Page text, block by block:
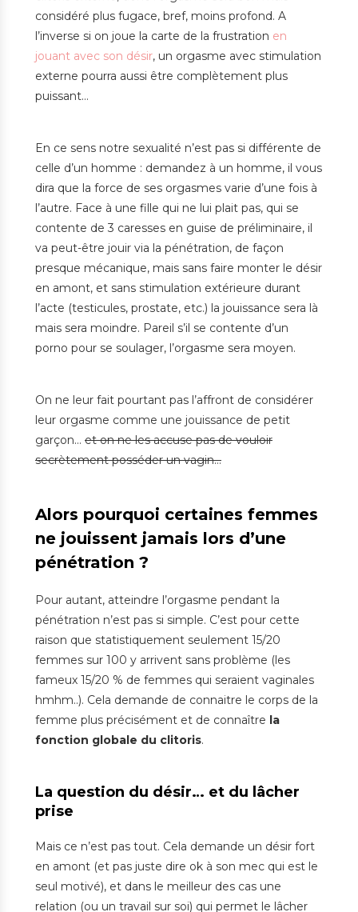
considéré plus fugace, bref, moins profond. A
l’inverse si on joue la carte de la frustration en
jouant avec son désir, un orgasme avec stimulation
externe pourra aussi être complètement plus
puissant…
En ce sens notre sexualité n’est pas si différente de
celle d’un homme : demandez à un homme, il vous
dira que la force de ses orgasmes varie d’une fois à
l’autre. Face à une fille qui ne lui plait pas, qui se
contente de 3 caresses en guise de préliminaire, il
va peut-être jouir via la pénétration, de façon
presque mécanique, mais sans faire monter le désir
en amont, et sans stimulation extérieure durant
l’acte (testicules, prostate, etc.) la jouissance sera là
mais sera moindre. Pareil s’il se contente d’un
porno pour se soulager, l’orgasme sera moyen.
On ne leur fait pourtant pas l’affront de considérer
leur orgasme comme une jouissance de petit
garçon… et on ne les accuse pas de vouloir
secrètement posséder un vagin…
Alors pourquoi certaines femmes
ne jouissent jamais lors d’une
pénétration ?
Pour autant, atteindre l’orgasme pendant la
pénétration n’est pas si simple. C’est pour cette
raison que statistiquement seulement 15/20
femmes sur 100 y arrivent sans problème (les
fameux 15/20 % de femmes qui seraient vaginales
hmhm..). Cela demande de connaitre le corps de la
femme plus précisément et de connaître la
fonction globale du clitoris.
La question du désir… et du lâcher
prise
Mais ce n’est pas tout. Cela demande un désir fort
en amont (et pas juste dire ok à son mec qui est le
seul motivé), et dans le meilleur des cas une
relation (ou un travail sur soi) qui permet le lâcher